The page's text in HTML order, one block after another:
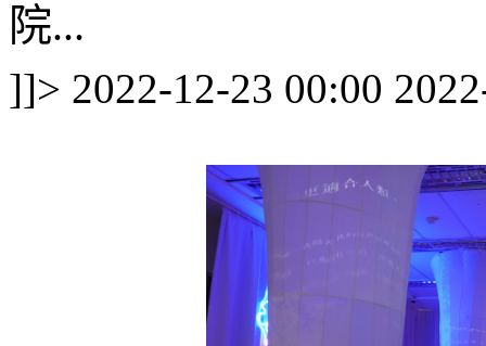
院...
]]> 2022-12-23 00:00